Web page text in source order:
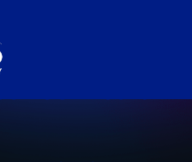
Alcaraz